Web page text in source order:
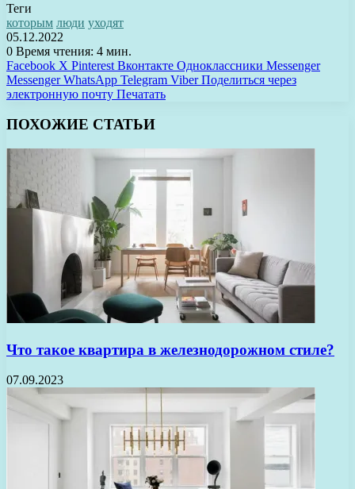
Теги
которым люди уходят
05.12.2022
0 Время чтения: 4 мин.
Facebook X Pinterest Вконтакте Одноклассники Messenger
Messenger WhatsApp Telegram Viber Поделиться через
электронную почту Печатать
ПОХОЖИЕ СТАТЬИ
Что такое квартира в железнодорожном стиле?
07.09.2023